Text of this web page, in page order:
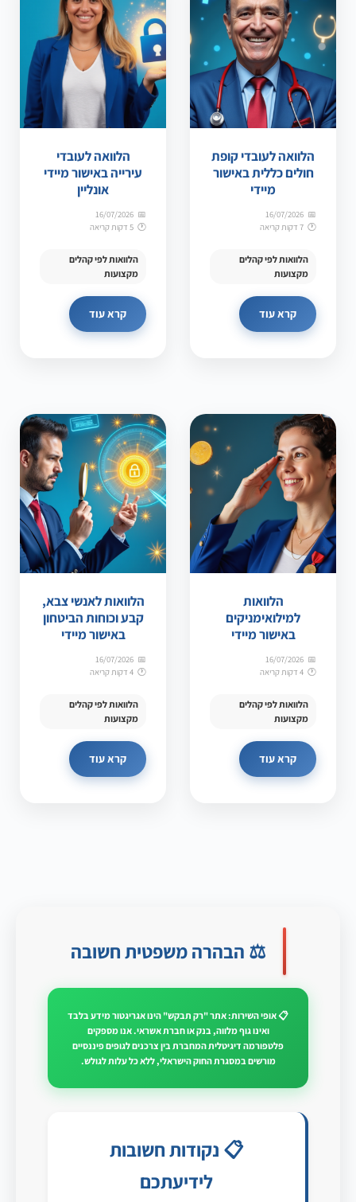
הלוואה לעובדי קופת
חולים כללית באישור
מיידי
16/07/2026
7 דקות קריאה
הלוואות לפי קהלים
מקצועות
קרא עוד
הלוואה לעובדי
עירייה באישור מיידי
אונליין
16/07/2026
5 דקות קריאה
הלוואות לפי קהלים
מקצועות
קרא עוד
הלוואות
למילואימניקים
באישור מיידי
16/07/2026
4 דקות קריאה
הלוואות לפי קהלים
מקצועות
קרא עוד
הלוואות לאנשי צבא,
קבע וכוחות הביטחון
באישור מיידי
16/07/2026
4 דקות קריאה
הלוואות לפי קהלים
מקצועות
קרא עוד
⚖️ הבהרה משפטית חשובה
📋 אופי השירות: אתר "רק תבקש" הינו אגריגטור מידע בלבד
ואינו גוף מלווה, בנק או חברת אשראי. אנו מספקים
פלטפורמה דיגיטלית המחברת בין צרכנים לגופים פיננסיים
מורשים במסגרת החוק הישראלי, ללא כל עלות לגולש.
📋 נקודות חשובות
לידיעתכם